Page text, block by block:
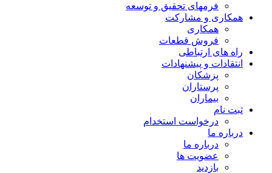
فرمهای تحقیق و توسعه
همکاری و مشارکت
همکاری
فروش قطعات
راه های ارتباطی
انتقادات و پيشنهادات
پزشكان
پرستاران
بيماران
ثبت نام
درخواست استخدام
درباره ما
درباره ما
عضویت ها
بازدید